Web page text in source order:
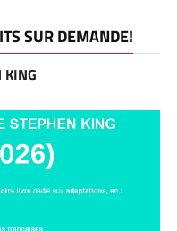
SUR DEMANDE!
KING